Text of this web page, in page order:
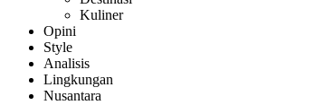
Kuliner
Opini
Style
Analisis
Lingkungan
Nusantara